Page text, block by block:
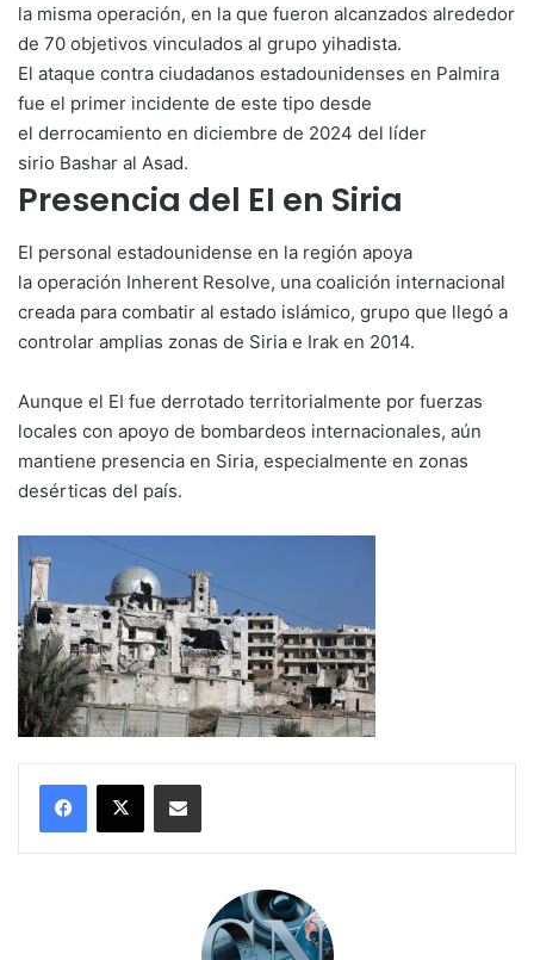
la misma operación, en la que fueron alcanzados alrededor
de 70 objetivos vinculados al grupo yihadista.
El ataque contra ciudadanos estadounidenses en Palmira
fue el primer incidente de este tipo desde
el derrocamiento en diciembre de 2024 del líder
sirio Bashar al Asad.
Presencia del EI en Siria
El personal estadounidense en la región apoya
la operación Inherent Resolve, una coalición internacional
creada para combatir al estado islámico, grupo que llegó a
controlar amplias zonas de Siria e Irak en 2014.
Aunque el EI fue derrotado territorialmente por fuerzas
locales con apoyo de bombardeos internacionales, aún
mantiene presencia en Siria, especialmente en zonas
desérticas del país.
Compartir por correo electrónico